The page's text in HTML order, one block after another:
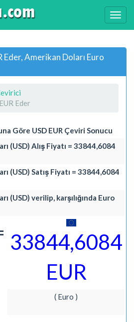
Eder, Amerikan Doları Euro
Eder
Göre USD EUR Çeviri Sonucu
(USD) Alış Fiyatı = 33844,6084
(USD) Satış Fiyatı = 33844,6084
(USD) verilip, karşılığında Euro
33844,6084
EUR
( Euro )